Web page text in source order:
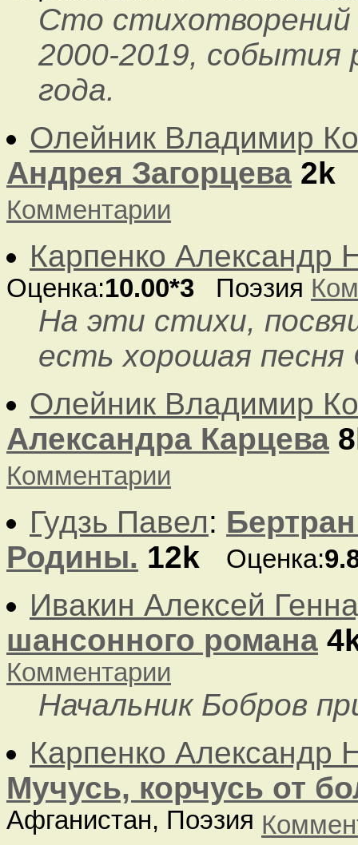
Сто стихотворений
2000-2019, события
года.
Олейник Владимир
Андрея Загорцева 2k
Комментарии
Карпенко Александр
Оценка:10.00*3 Поэзия
На эти стихи,
есть хорошая песня
Олейник Владимир
Александра Карцева
Комментарии
Гудзь Павел:
Родины. 12k Оценка:
Ивакин Алексей
шансонного романа
Комментарии
Начальник Бобров
Карпенко Александр
Мучусь, корчусь от
Афганистан, Поэзия